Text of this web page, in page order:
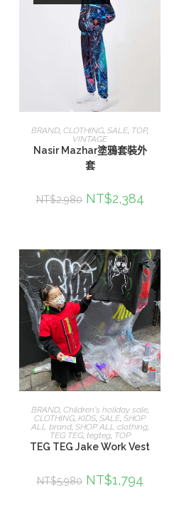
查看內容
BRAND ,CLOTHING ,SALE TOP,
VINTAGE
Nasir Mazhar塗鴉套裝外
套
NT$2,980 NT$2,384
選擇規格
BRAND, Children's holiday sale,
CLOTHING,KIDS,SALE,SHOP
ALL brand, SHOP ALL clothing,
TEG TEG, tegteg, TOP
TEG TEG Jake Work Vest
NT$5,980 NT$1,794